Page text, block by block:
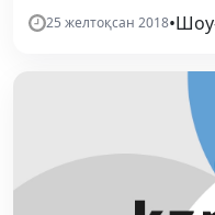
25 желтоқсан 2018•